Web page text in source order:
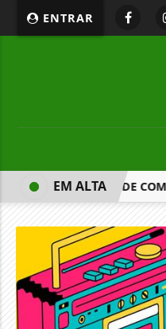
ENTRAR
CRIMES NO SETOR DE
EM ALTA